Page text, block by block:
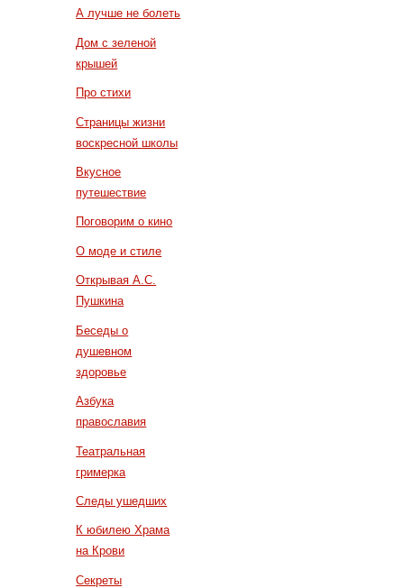
А лучше не болеть
Дом с зеленой
крышей
Про стихи
Страницы жизни
воскресной школы
Вкусное
путешествие
Поговорим о кино
О моде и стиле
Открывая А.С.
Пушкина
Беседы о
душевном
здоровье
Азбука
православия
Театральная
гримерка
Следы ушедших
К юбилею Храма
на Крови
Секреты